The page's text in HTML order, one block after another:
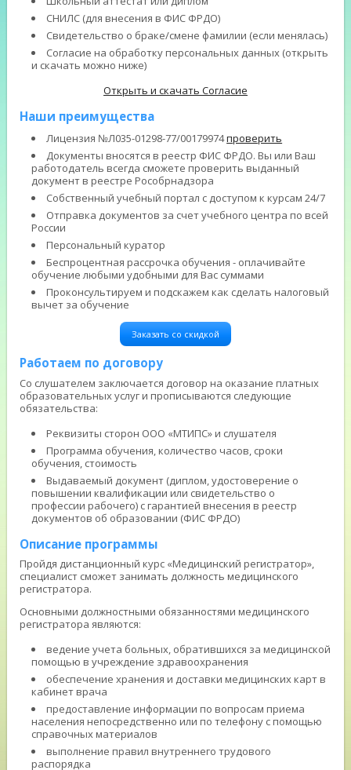
СНИЛС (для внесения в ФИС ФРДО)
Свидетельство о браке/смене фамилии (если менялась)
Согласие на обработку персональных данных (открыть
и скачать можно ниже)
Открыть и скачать Согласие
Наши преимущества
Лицензия №Л035-01298-77/00179974проверить
Документы вносятся в реестр ФИС ФРДО. Вы или Ваш
работодатель всегда сможете проверить выданный
документ в реестре Рособрнадзора
Собственный учебный портал с доступом к курсам 24/7
Отправка документов за счет учебного центра по всей
России
Персональный куратор
Беспроцентная рассрочка обучения - оплачивайте
обучение любыми удобными для Вас суммами
Проконсультируем и подскажем как сделать налоговый
вычет за обучение
Заказать со скидкой
Работаем по договору
Со слушателем заключается договор на оказание платных
образовательных услуг и прописываются следующие
обязательства:
Реквизиты сторон ООО «МТИПС» и слушателя
Программа обучения, количество часов, сроки
обучения, стоимость
Выдаваемый документ (диплом, удостоверение о
повышении квалификации или свидетельство о
профессии рабочего) с гарантией внесения в реестр
документов об образовании (ФИС ФРДО)
Описание программы
Пройдя дистанционный курс «Медицинский регистратор»,
специалист сможет занимать должность медицинского
регистратора.
Основными должностными обязанностями медицинского
регистратора являются:
ведение учета больных, обратившихся за медицинской
помощью в учреждение здравоохранения
обеспечение хранения и доставки медицинских карт в
кабинет врача
предоставление информации по вопросам приема
населения непосредственно или по телефону с помощью
справочных материалов
выполнение правил внутреннего трудового
распорядка